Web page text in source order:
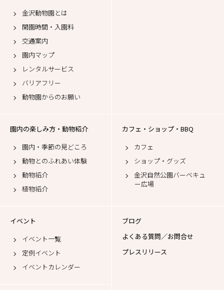
金沢動物園とは
開園時間・入園料
交通案内
園内マップ
レンタルサービス
バリアフリー
動物園からのお願い
園内の楽しみ方・動物紹介
園内・季節の見どころ
動物とのふれあい体験
動物紹介
植物紹介
カフェ・ショップ・BBQ
カフェ
ショップ・グッズ
金沢自然公園バーベキュ
ー広場
イベント
イベント一覧
定例イベント
イベントカレンダー
ブログ
よくある質問／お問合せ
プレスリリース